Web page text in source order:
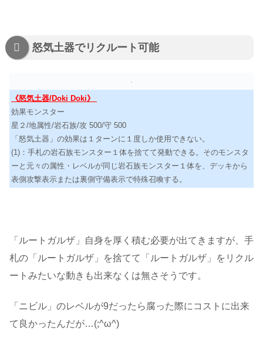
怒気土器でリクルート可能
《怒気土器/Doki Doki》
効果モンスター
星２/地属性/岩石族/攻 500/守 500
「怒気土器」の効果は１ターンに１度しか使用できない。
(1)：手札の岩石族モンスター１体を捨てて発動できる。そのモンスタ
ーと元々の属性・レベルが同じ岩石族モンスター１体を、デッキから
表側攻撃表示または裏側守備表示で特殊召喚する。
「ルートガルザ」自身を厚く積む必要が出てきますが、手
札の「ルートガルザ」を捨てて「ルートガルザ」をリクル
ートみたいな動きも出来なくは無さそうです。
「ニビル」のレベルが9だったら腐った際にコストに出来
て良かったんだが…(;^ω^)